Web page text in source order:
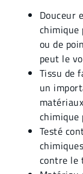
Douceur
chimique
ou de
peut le
Tissu de
un
chimique
Testé
contre le